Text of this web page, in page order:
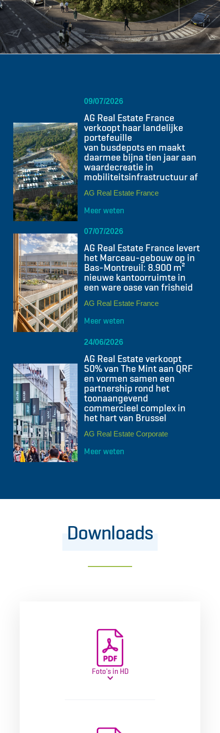
09/07/2026
AG Real Estate France
verkoopt haar landelijke
portefeuille
van busdepots en maakt
daarmee bijna tien jaar aan
waardecreatie in
mobiliteitsinfrastructuur af
AG Real Estate France
Meer weten
07/07/2026
AG Real Estate France levert
het Marceau-gebouw op in
Bas-Montreuil: 8.900 m²
nieuwe kantoorruimte in
een ware oase van frisheid
AG Real Estate France
Meer weten
24/06/2026
AG Real Estate verkoopt
50% van The Mint aan QRF
en vormen samen een
partnership rond het
toonaangevend
commercieel complex in
het hart van Brussel
AG Real Estate Corporate
Meer weten
Downloads
Foto's in HD